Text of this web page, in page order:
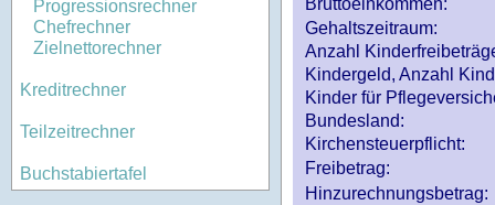
Progressionsrechner
Chefrechner
Zielnettorechner
Kreditrechner
Teilzeitrechner
Buchstabiertafel
Bruttoeinkommen:
Gehaltszeitraum:
Anzahl
Kindergeld, Anzahl
Kinder für
Bundesland:
Kirchensteuerpflicht:
Freibetrag:
Hinzurechnungsbetrag: